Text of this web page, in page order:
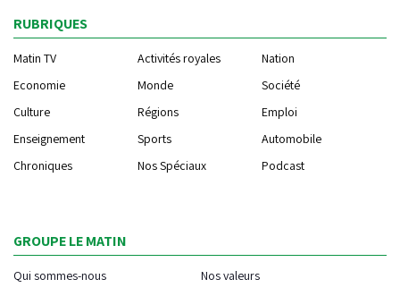
RUBRIQUES
Matin TV Activités royales
Nation
Economie
Monde
Société
Culture
Régions
Emploi
Enseignement
Sports
Automobile
Chroniques
Nos Spéciaux Podcast
GROUPE LE MATIN
Qui sommes-nous
Nos valeurs